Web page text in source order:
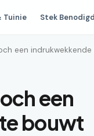
Tuinie Stek
een
een
bouwt